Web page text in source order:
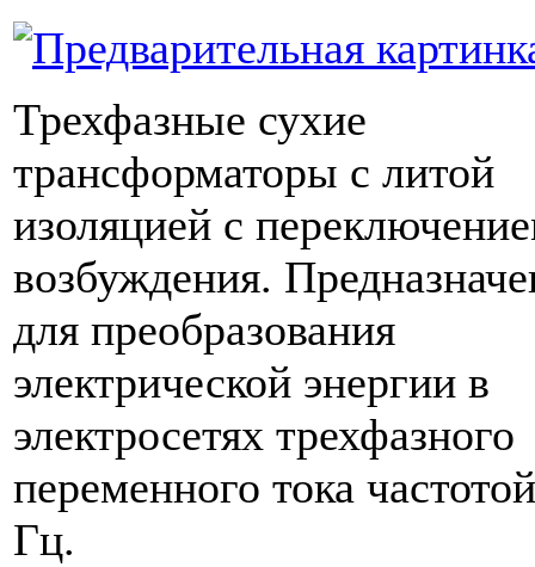
Трехфазные сухие
трансформаторы с литой
изоляцией с
возбуждения.
для преобразования
электрической энергии в
электросетях трехфазного
переменного тока
Гц.